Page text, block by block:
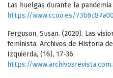
Las huelgas durante la
https://www.ccoo.es/
Ferguson, Susan. (2020). Las
feminista. Archivos de Historia
Izquierda, (16), 17-36.
https://www.archivosrevista.com.ar/